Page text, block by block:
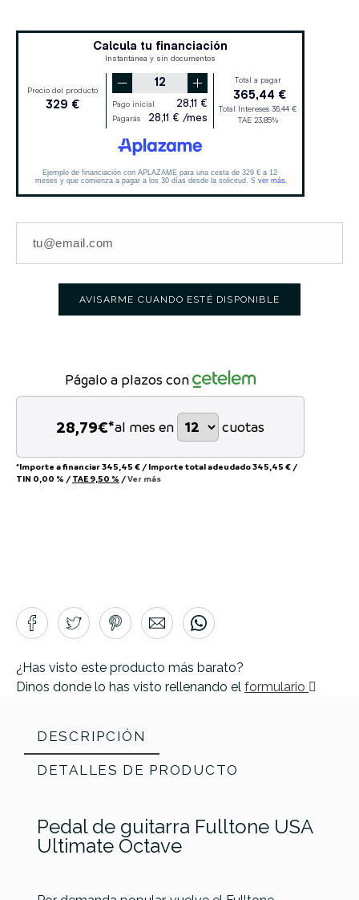
AVISARME CUANDO ESTÉ DISPONIBLE
Págalo a plazos con
28,79€*al mes en cuotas
*Importe a financiar345,45 € / Importe total adeudado345,45 € /
TIN 0,00 % / TAE 9,50 % /Ver más
¿Has visto este producto más barato?
Dinos donde lo has visto rellenando el formulario
DESCRIPCIÓN
DETALLES DE PRODUCTO
Pedal de guitarra Fulltone USA
Ultimate Octave